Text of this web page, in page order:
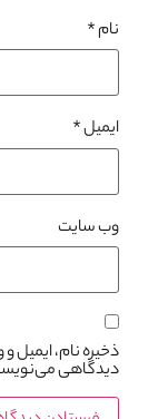
نام*
ایمیل*
وب‌ سایت
ذخیره نام، ایمیل
دیدگاهی